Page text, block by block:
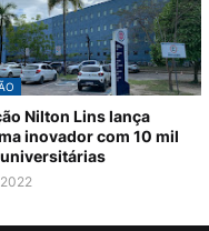
Nilton Lins lança
inovador com 10 mil